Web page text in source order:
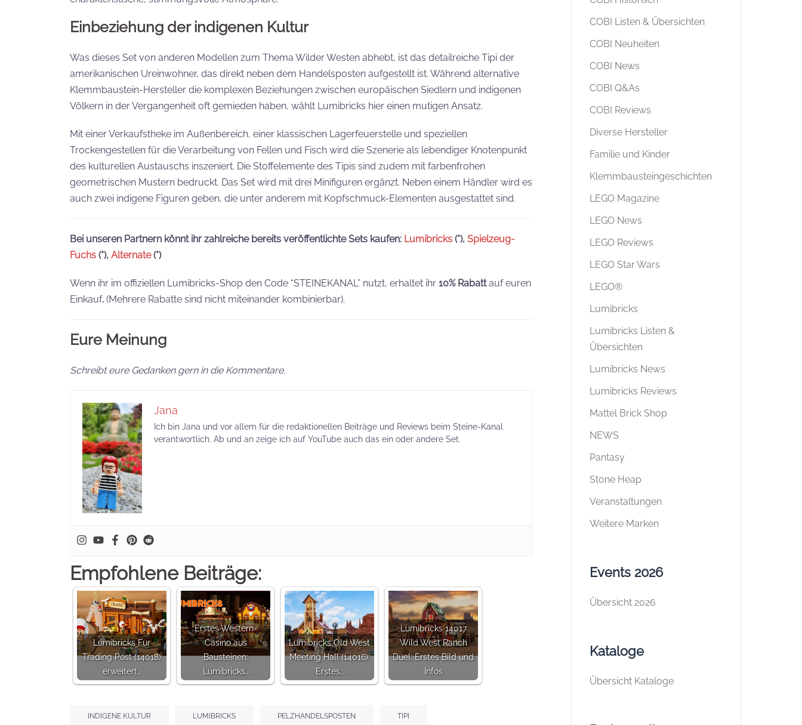
Einbeziehung der indigenen Kultur
Was dieses Set von anderen Modellen zum Thema Wilder Westen abhebt, ist das detailreiche Tipi der
amerikanischen Ureinwohner, das direkt neben dem Handelsposten aufgestellt ist. Während alternative
Klemmbaustein-Hersteller die komplexen Beziehungen zwischen europäischen Siedlern und indigenen
Völkern in der Vergangenheit oft gemieden haben, wählt Lumibricks hier einen mutigen Ansatz.
Mit einer Verkaufstheke im Außenbereich, einer klassischen Lagerfeuerstelle und speziellen
Trockengestellen für die Verarbeitung von Fellen und Fisch wird die Szenerie als lebendiger Knotenpunkt
des kulturellen Austauschs inszeniert. Die Stoffelemente des Tipis sind zudem mit farbenfrohen
geometrischen Mustern bedruckt. Das Set wird mit drei Minifiguren ergänzt. Neben einem Händler wird es
auch zwei indigene Figuren geben, die unter anderem mit Kopfschmuck-Elementen ausgestattet sind.
Bei unseren Partnern könnt ihr zahlreiche bereits veröffentlichte Sets kaufen: Lumibricks (*), Spielzeug-
Fuchs (*), Alternate(*)
Wenn ihr im offiziellen Lumibricks-Shop den Code “STEINEKANAL” nutzt, erhaltet ihr 10% Rabattauf euren
Einkauf. (Mehrere Rabatte sind nicht miteinander kombinierbar).
Eure Meinung
Schreibt eure Gedanken gern in die Kommentare.
Jana
Ich bin Jana und vor allem für die redaktionellen Beiträge und Reviews beim Steine-Kanal
verantwortlich. Ab und an zeige ich auf YouTube auch das ein oder andere Set.
Empfohlene Beiträge:
Lumibricks Fur
Trading Post (14018)
erweitert…
Erstes Western-
Casino aus
Bausteinen:
Lumibricks…
Lumibricks Old West
Meeting Hall (14016):
Erstes…
Lumibricks 14017
Wild West Ranch
Duel: Erstes Bild und
Infos
INDIGENE KULTUR LUMIBRICKS PELZHANDELSPOSTEN TIPI
COBI Listen & Übersichten
COBI Neuheiten
COBI News
COBI Q&As
COBI Reviews
Diverse Hersteller
Familie und Kinder
Klemmbausteingeschichten
LEGO Magazine
LEGO News
LEGO Reviews
LEGO Star Wars
LEGO®
Lumibricks
Lumibricks Listen &
Übersichten
Lumibricks News
Lumibricks Reviews
Mattel Brick Shop
NEWS
Pantasy
Stone Heap
Veranstaltungen
Weitere Marken
Events 2026
Übersicht 2026
Kataloge
Übersicht Kataloge